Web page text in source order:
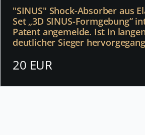
"SINUS" Shock-Absorber aus
Set „3D SINUS-Formgebung“
Patent angemelde. Ist in
deutlicher Sieger
20 EUR